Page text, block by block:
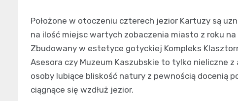
Położone w otoczeniu czterech jezior Kartuzy są
na ilość miejsc wartych zobaczenia miasto z roku
Zbudowany w estetyce gotyckiej Kompleks
Asesora czy Muzeum Kaszubskie to tylko nieliczne
osoby lubiące bliskość natury z pewnością docenią
ciągnące się wzdłuż jezior.